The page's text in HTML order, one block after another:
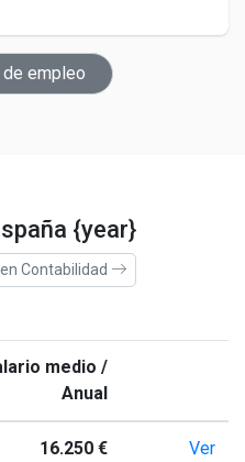
empleo
{year}
Contabilidad
medio /
Anual
16.250 €
Ver